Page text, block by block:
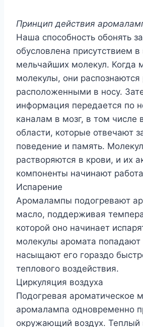
Принцип действия
Наша способность обонять
обусловлена присутствием в
мельчайших молекул. Когда
молекулы, они
расположенными в носу.
информация передается по
каналам в мозг, в том числе
области, которые отвечают
поведение и память.
растворяются в крови, и их
компоненты начинают
Испарение
Аромалампы подогревают
масло, поддерживая
которой оно начинает
молекулы аромата попадают
насыщают его гораздо
теплового воздействия.
Циркуляция воздуха
Подогревая ароматическое
аромалампа одновременно
окружающий воздух. Теплый